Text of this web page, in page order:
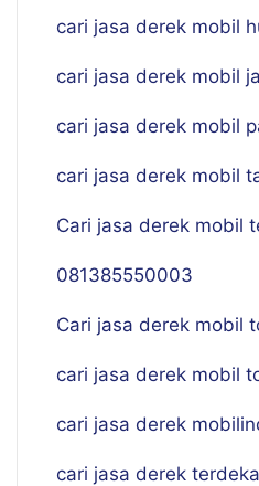
cari jasa derek mobil
cari jasa derek mobil
cari jasa derek mobil
cari jasa derek mobil
Cari jasa derek mobil
081385550003
Cari jasa derek mobil
cari jasa derek mobil
cari jasa derek
cari jasa derek